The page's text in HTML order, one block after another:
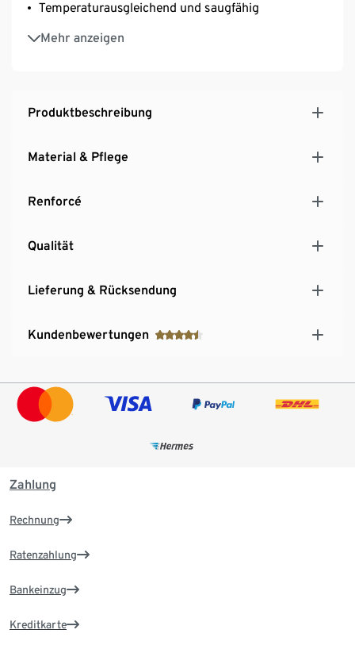
Temperaturausgleichend und saugfähig
Mehr anzeigen
Aus Baumwolle
Produktbeschreibung
Material & Pflege
Renforcé
Qualität
Lieferung & Rücksendung
Kundenbewertungen
Zahlung
Rechnung
Ratenzahlung
Bankeinzug
Kreditkarte